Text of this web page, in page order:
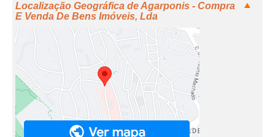
Localização Geográfica de Agarponis - Compra
E Venda De Bens Imóveis, Lda